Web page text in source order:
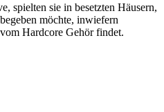
spielten sie in besetzten Häusern,
möchte, inwiefern
Hardcore Gehör findet.